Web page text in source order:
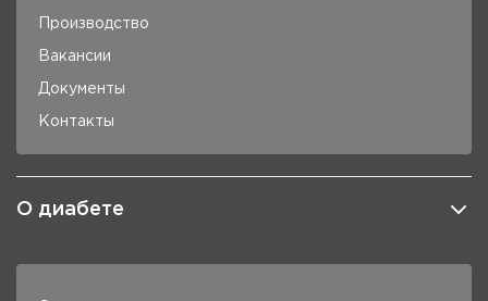
Производство
Вакансии
Документы
Контакты
О диабете